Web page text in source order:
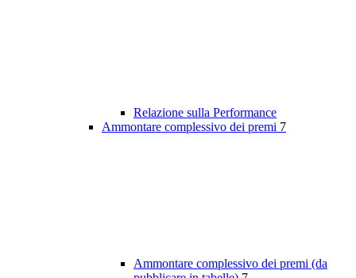
Relazione sulla Performance
Ammontare complessivo dei premi 7
Ammontare complessivo dei premi (da